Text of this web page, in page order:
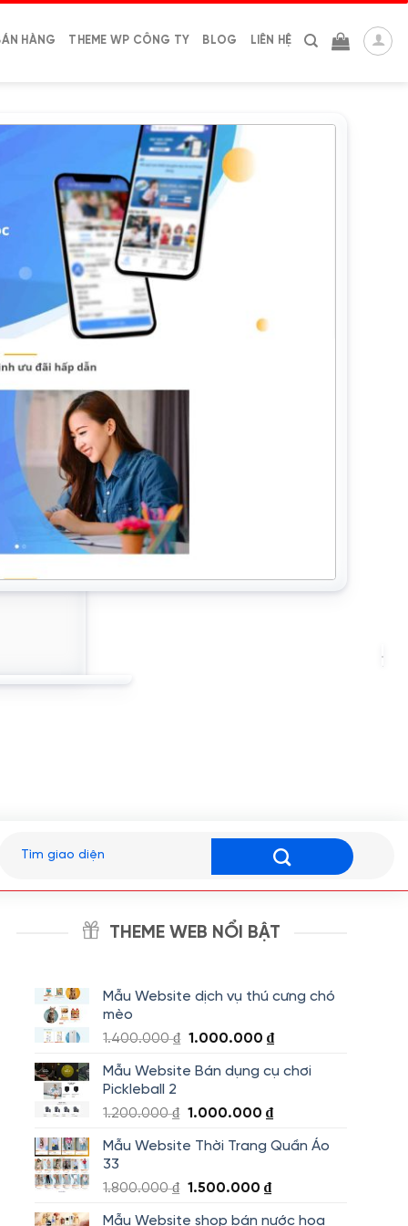
HÀNG THEME WP CÔNG TY BLOG LIÊN HỆ
kiếm:
THEME WEB NỔI BẬT
Mẫu Website dịch vụ thú cưng chó
mèo
1.400.000₫ Giá
là:
1.000.000₫Giá
tại
1.000.000 ₫.
Mẫu Website Bán dụng cụ chơi
Pickleball 2
1.200.000₫ Giá
là:
1.000.000₫Giá
tại
Mẫu Website Thời Trang Quần Áo
33
1.800.000₫ Giá
1.500.000₫Giá
Mẫu Website shop bán nước hoa